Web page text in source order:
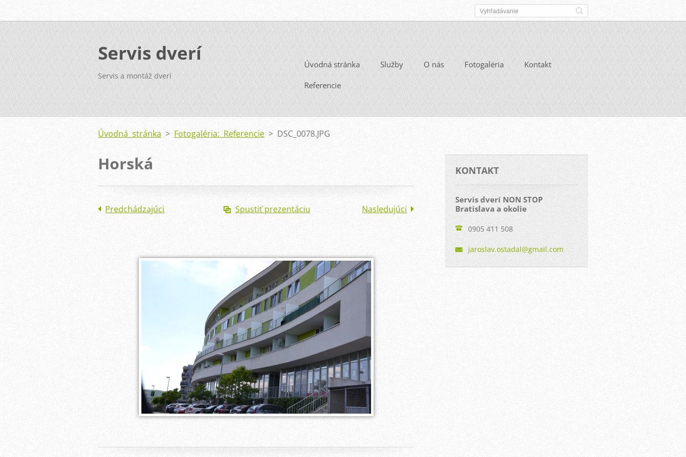
Servis dverí
Servis a montáž dverí
Úvodná stránka Služby O nás Fotogaléria Kontakt
Referencie
Úvodná stránka > Fotogaléria: Referencie > DSC_0078.JPG
Horská
Predchádzajúci Spustiť prezentáciu Nasledujúci
KONTAKT
Servis dverí NON STOP
Bratislava a okolie
0905 411 508
jaroslav.ostadal@gmail.com